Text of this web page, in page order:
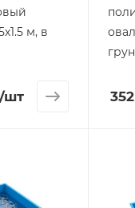
/шт
овальный